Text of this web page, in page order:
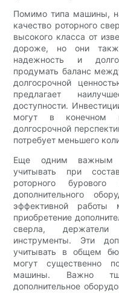
Помимо типа машины,
качество роторного
высокого класса от
дороже, но они
надежность и
продумать баланс
долгосрочной
предлагает
доступности.
могут в конечном
долгосрочной
потребует меньшего
Еще одним важным
учитывать при
роторного бурового
дополнительного
эффективной работы
приобретение
сверла, держатели
инструменты. Эти
учитывать в общем
могут существенно
машины. Важно
дополнительное